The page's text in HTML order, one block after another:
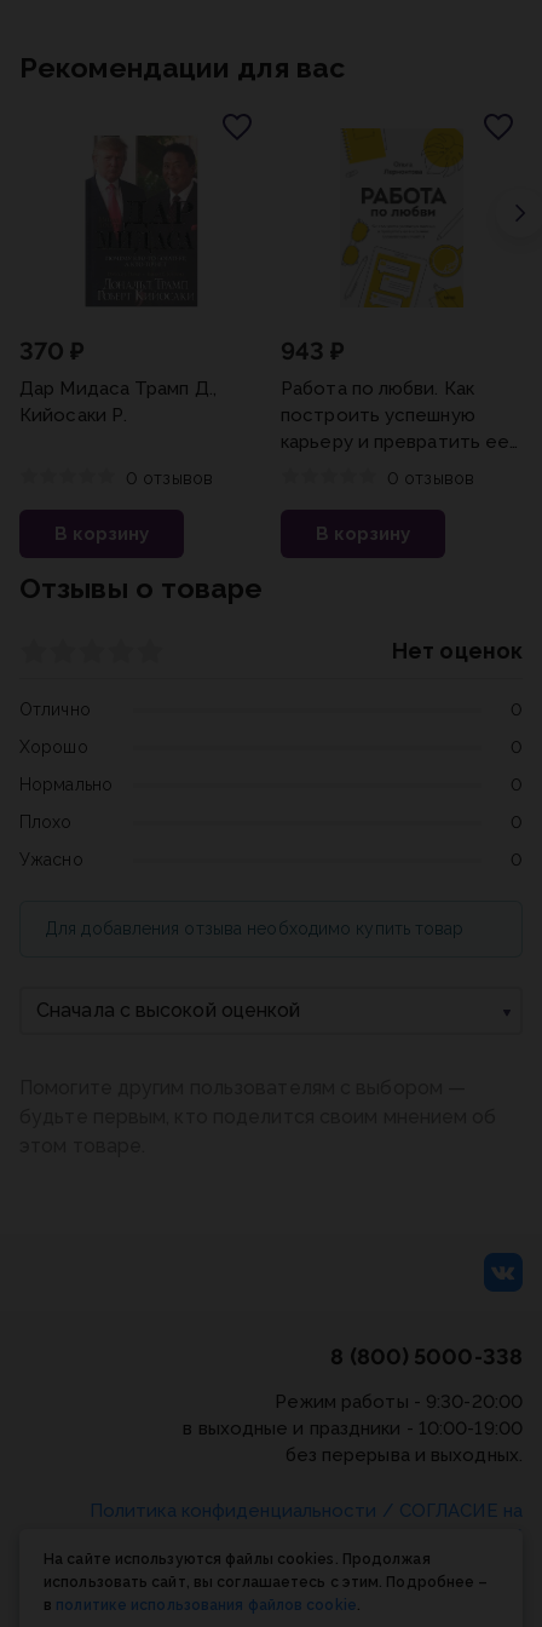
Рекомендации для вас
370 ₽
Дар Мидаса Трамп Д.,
Кийосаки Р.
0 отзывов
В корзину
943 ₽
Работа по любви. Как
построить успешную
карьеру и превратить ее
в источник вдохновения и
Лермонтова
0 отзывов
В корзину
Сначала с высокой оценкой
Отзывы о товаре
Нет оценок
Отлично
0
Хорошо
0
Нормально
0
Плохо
0
Ужасно
0
Для добавления отзыва необходимо купить товар
8 (800) 5000-338
Режим работы - 9:30-20:00
в выходные и праздники - 10:00-19:00
без перерыва и выходных.
Политика конфиденциальности / СОГЛАСИЕ на
использовании cookie-файлов
На сайте используются файлы cookies. Продолжая
использовать сайт, вы соглашаетесь с этим. Подробнее –
в политике использования файлов cookie.